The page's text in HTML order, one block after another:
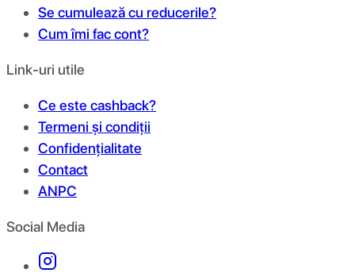
Se cumulează cu reducerile?
Cum îmi fac cont?
Link-uri utile
Ce este cashback?
Termeni și condiții
Confidențialitate
Contact
ANPC
Social Media